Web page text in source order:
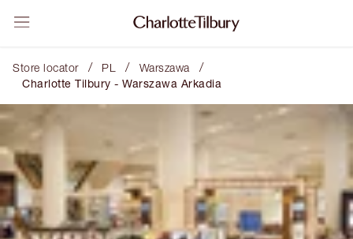
Store locator / PL / Warszawa /
Charlotte Tilbury - Warszawa Arkadia